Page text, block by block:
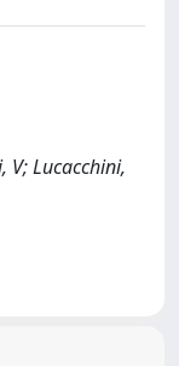
V; Lucacchini,